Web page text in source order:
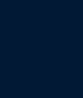
mieście
kw. (4000
autokarów.